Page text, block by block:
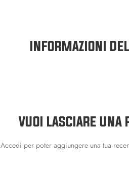
INFORMAZIONI
VUOI LASCIARE UNA
Accedi per poter aggiungere una tua